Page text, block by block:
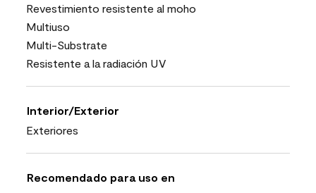
Revestimiento resistente al moho
Multiuso
Multi-Substrate
Resistente a la radiación UV
Interior/Exterior
Exteriores
Recomendado para uso en